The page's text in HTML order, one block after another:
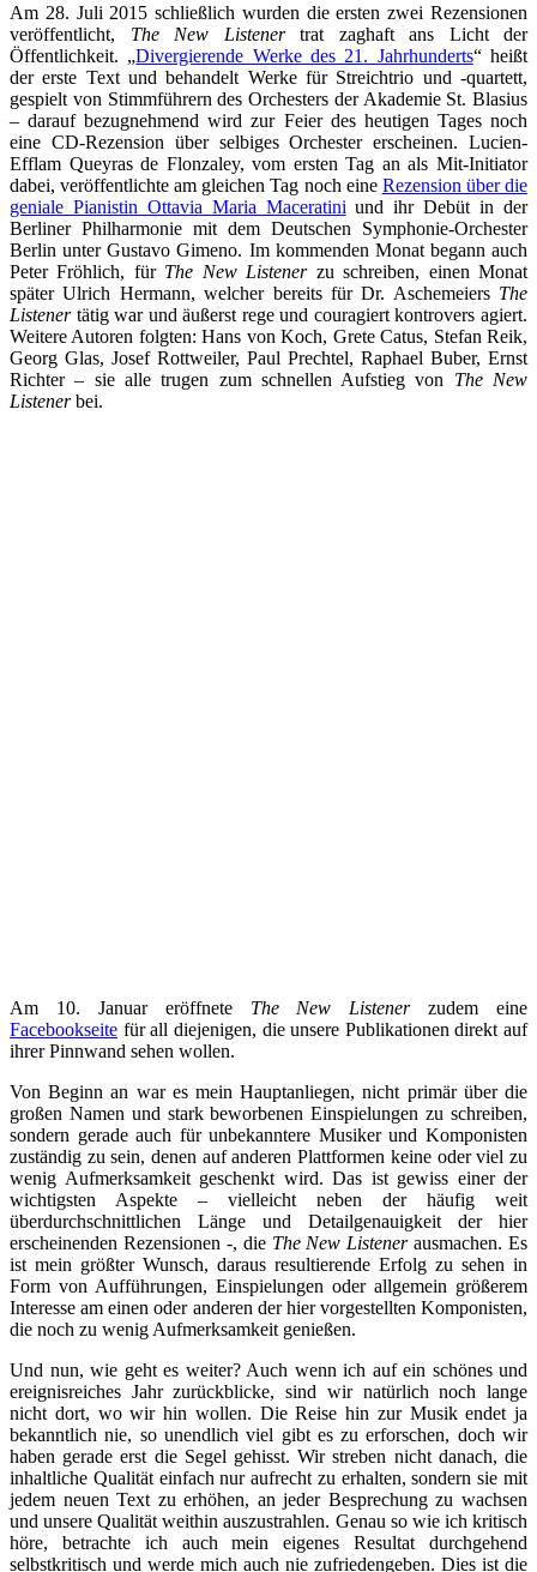
Am 28. Juli 2015 schließlich wurden die ersten zwei Rezensionen
veröffentlicht, The New Listenertrat zaghaft ans Licht der
Öffentlichkeit. „Divergierende Werke des 21. Jahrhunderts“ heißt
der erste Text und behandelt Werke für Streichtrio und -quartett,
gespielt von Stimmführern des Orchesters der Akademie St. Blasius
– darauf bezugnehmend wird zur Feier des heutigen Tages noch
eine CD-Rezension über selbiges Orchester erscheinen. Lucien-
Efflam Queyras de Flonzaley, vom ersten Tag an als Mit-Initiator
dabei, veröffentlichte am gleichen Tag noch eine Rezension über die
geniale Pianistin Ottavia Maria Maceratini und ihr Debüt in der
Berliner Philharmonie mit dem Deutschen Symphonie-Orchester
Berlin unter Gustavo Gimeno. Im kommenden Monat begann auch
Peter Fröhlich, für The New Listenerzu schreiben, einen Monat
später Ulrich Hermann, welcher bereits für Dr. Aschemeiers The
Listenertätig war und äußerst rege und couragiert kontrovers agiert.
Weitere Autoren folgten: Hans von Koch, Grete Catus, Stefan Reik,
Georg Glas, Josef Rottweiler, Paul Prechtel, Raphael Buber, Ernst
Richter – sie alle trugen zum schnellen Aufstieg von The New
Listenerbei.
Am 10. Januar eröffnete The New Listenerzudem eine
Facebookseite für all diejenigen, die unsere Publikationen direkt auf
ihrer Pinnwand sehen wollen.
Von Beginn an war es mein Hauptanliegen, nicht primär über die
großen Namen und stark beworbenen Einspielungen zu schreiben,
sondern gerade auch für unbekanntere Musiker und Komponisten
zuständig zu sein, denen auf anderen Plattformen keine oder viel zu
wenig Aufmerksamkeit geschenkt wird. Das ist gewiss einer der
wichtigsten Aspekte – vielleicht neben der häufig weit
überdurchschnittlichen Länge und Detailgenauigkeit der hier
erscheinenden Rezensionen -, die The New Listenerausmachen. Es
ist mein größter Wunsch, daraus resultierende Erfolg zu sehen in
Form von Aufführungen, Einspielungen oder allgemein größerem
Interesse am einen oder anderen der hier vorgestellten Komponisten,
die noch zu wenig Aufmerksamkeit genießen.
Und nun, wie geht es weiter? Auch wenn ich auf ein schönes und
ereignisreiches Jahr zurückblicke, sind wir natürlich noch lange
nicht dort, wo wir hin wollen. Die Reise hin zur Musik endet ja
bekanntlich nie, so unendlich viel gibt es zu erforschen, doch wir
haben gerade erst die Segel gehisst. Wir streben nicht danach, die
inhaltliche Qualität einfach nur aufrecht zu erhalten, sondern sie mit
jedem neuen Text zu erhöhen, an jeder Besprechung zu wachsen
und unsere Qualität weithin auszustrahlen. Genau so wie ich kritisch
höre, betrachte ich auch mein eigenes Resultat durchgehend
selbstkritisch und werde mich auch nie zufriedengeben. Dies ist die